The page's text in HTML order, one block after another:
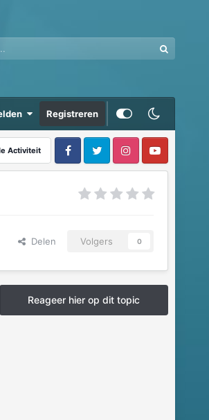
Registreren
Activiteit
Delen Volgers 0
Reageer hier op dit topic